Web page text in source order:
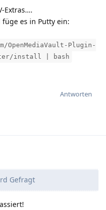
Extras….
es in Putty ein:
Plugin-
install | bash
Antworten
Gefragt